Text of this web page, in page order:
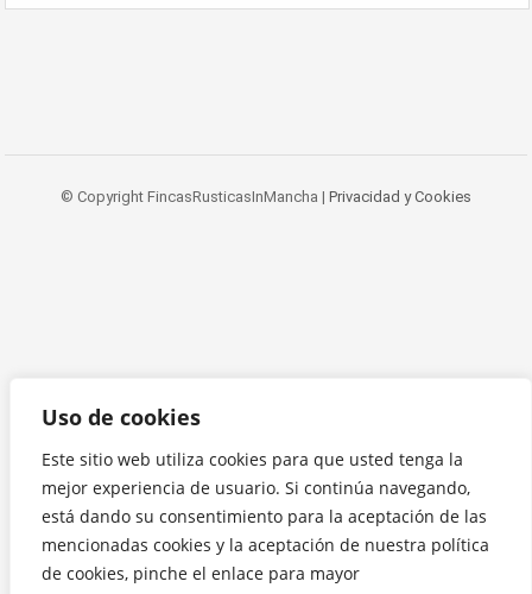
Uso de cookies
Este sitio web utiliza cookies para que usted tenga la
mejor experiencia de usuario. Si continúa navegando,
está dando su consentimiento para la aceptación de las
mencionadas cookies y la aceptación de nuestra política
de cookies, pinche el enlace para mayor
© Copyright FincasRusticasInMancha | Privacidad y Cookies